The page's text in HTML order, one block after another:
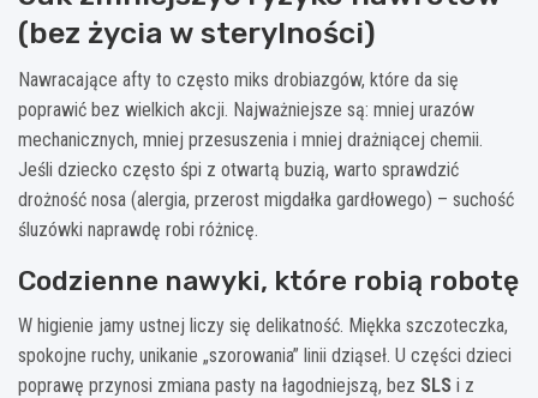
(bez życia w sterylności)
Nawracające afty to często miks drobiazgów, które da się
poprawić bez wielkich akcji. Najważniejsze są: mniej urazów
mechanicznych, mniej przesuszenia i mniej drażniącej chemii.
Jeśli dziecko często śpi z otwartą buzią, warto sprawdzić
drożność nosa (alergia, przerost migdałka gardłowego) – suchość
śluzówki naprawdę robi różnicę.
Codzienne nawyki, które robią robotę
W higienie jamy ustnej liczy się delikatność. Miękka szczoteczka,
spokojne ruchy, unikanie „szorowania” linii dziąseł. U części dzieci
poprawę przynosi zmiana pasty na łagodniejszą, bez SLS i z